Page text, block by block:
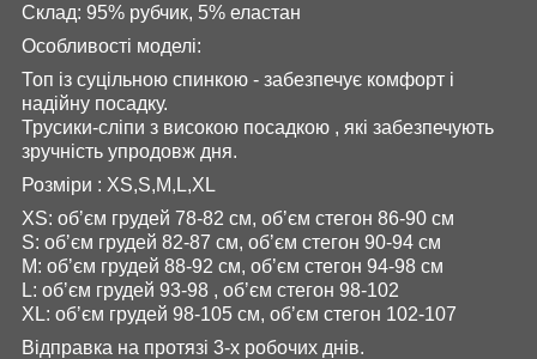
Склад: 95% рубчик, 5% еластан
Особливості моделі:
Топ із суцільною спинкою - забезпечує комфорт і
надійну посадку.
Трусики-сліпи з високою посадкою , які забезпечують
зручність упродовж дня.
Розміри : XS,S,M,L,XL
XS: обʼєм грудей 78-82 см, обʼєм стегон 86-90 см
S: обʼєм грудей 82-87 см, обʼєм стегон 90-94 см
М: обʼєм грудей 88-92 см, обʼєм стегон 94-98 см
L: обʼєм грудей 93-98 , обʼєм стегон 98-102
XL: обʼєм грудей 98-105 см, обʼєм стегон 102-107
Відправка на протязі 3-х робочих днів.